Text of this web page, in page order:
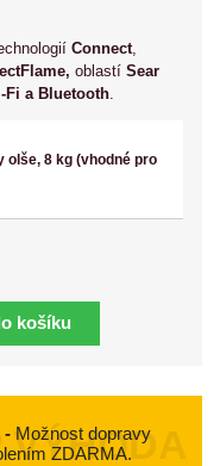
Connect
oblastíSear
Fi a Bluetooth
olše, 8 kg (vhodné pro
košíku
- Možnost dopravy
ZDARMA.